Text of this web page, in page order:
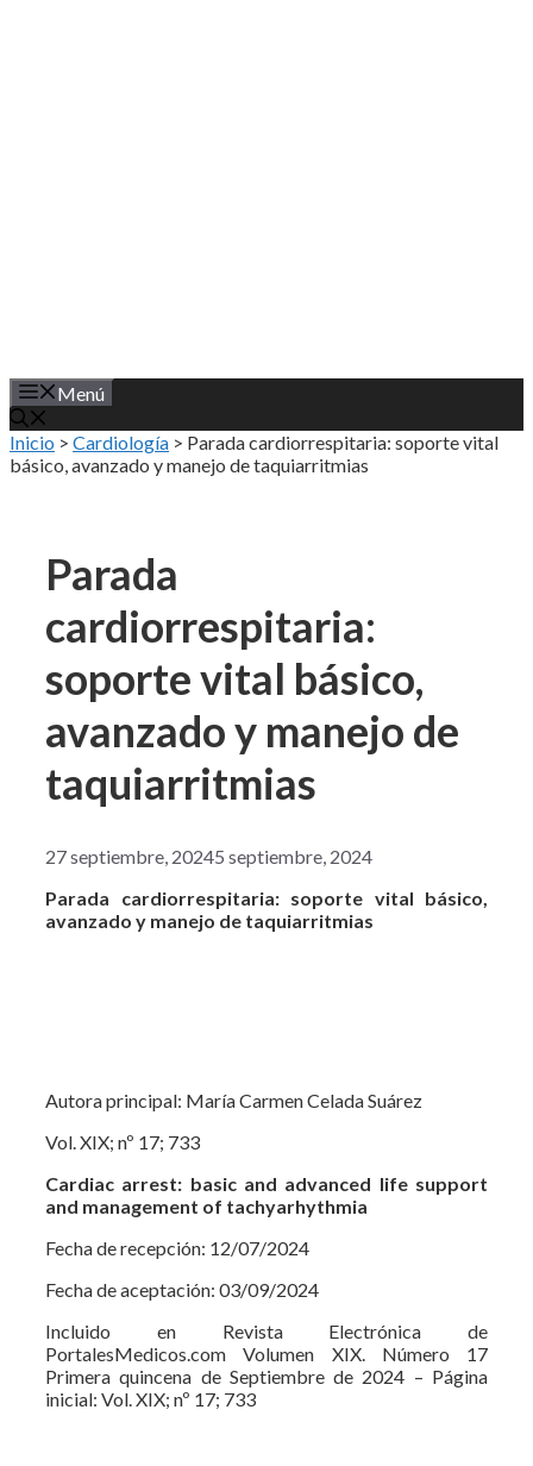
Menú
Inicio > Cardiología > Parada cardiorrespitaria: soporte vital
básico, avanzado y manejo de taquiarritmias
Parada
cardiorrespitaria:
soporte vital básico,
avanzado y manejo de
taquiarritmias
27 septiembre, 20245 septiembre, 2024
Parada cardiorrespitaria: soporte vital básico,
avanzado y manejo de taquiarritmias
Autora principal: María Carmen Celada Suárez
Vol. XIX; nº 17; 733
Cardiac arrest: basic and advanced life support
and management of tachyarhythmia
Fecha de recepción: 12/07/2024
Fecha de aceptación: 03/09/2024
Incluido en Revista Electrónica de
PortalesMedicos.com Volumen XIX. Número 17
Primera quincena de Septiembre de 2024 – Página
inicial: Vol. XIX; nº 17; 733